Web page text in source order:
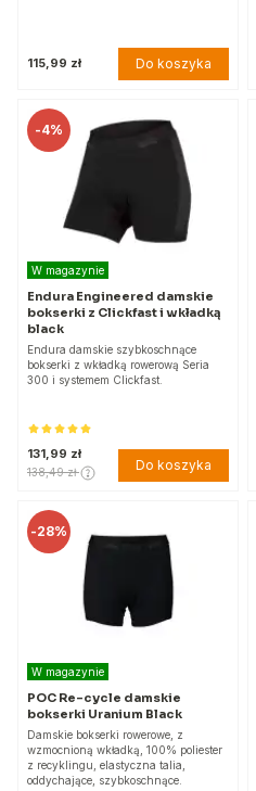
115,99 zł Do koszyka
-4%
W magazynie
Endura Engineered damskie
bokserki z Clickfast i wkładką
black
Endura damskie szybkoschnące
bokserki z wkładką rowerową Seria
300 i systemem Clickfast.
131,99 zł
138,49 zł Do koszyka
-28%
W magazynie
POC Re-cycle damskie
bokserki Uranium Black
Damskie bokserki rowerowe, z
wzmocnioną wkładką, 100% poliester
z recyklingu, elastyczna talia,
oddychające, szybkoschnące.